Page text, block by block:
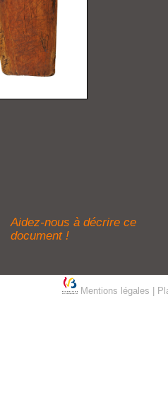
Aidez-nous à décrire ce
document !
Mentions légales